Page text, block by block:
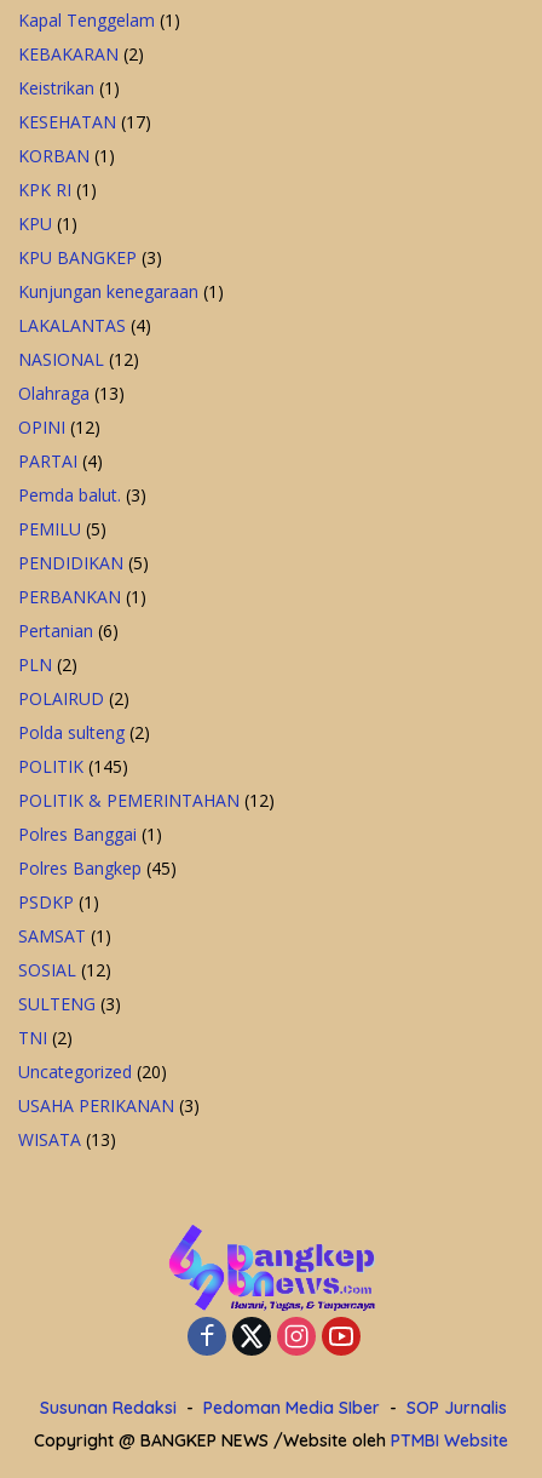
Kapal Tenggelam (1)
KEBAKARAN (2)
Keistrikan (1)
KESEHATAN (17)
KORBAN (1)
KPK RI (1)
KPU (1)
KPU BANGKEP (3)
Kunjungan kenegaraan (1)
LAKALANTAS (4)
NASIONAL (12)
Olahraga (13)
OPINI (12)
PARTAI (4)
Pemda balut. (3)
PEMILU (5)
PENDIDIKAN (5)
PERBANKAN (1)
Pertanian (6)
PLN (2)
POLAIRUD (2)
Polda sulteng (2)
POLITIK (145)
POLITIK & PEMERINTAHAN (12)
Polres Banggai (1)
Polres Bangkep (45)
PSDKP (1)
SAMSAT (1)
SOSIAL (12)
SULTENG (3)
TNI (2)
Uncategorized (20)
USAHA PERIKANAN (3)
WISATA (13)
Susunan Redaksi Pedoman Media SIber
SOP Jurnalis
Copyright @ BANGKEP NEWS /Website oleh PTMBI Website